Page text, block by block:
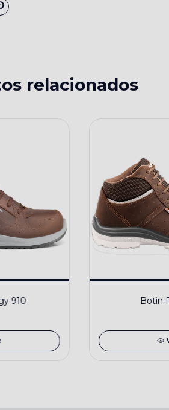
relacionados
910 Botin